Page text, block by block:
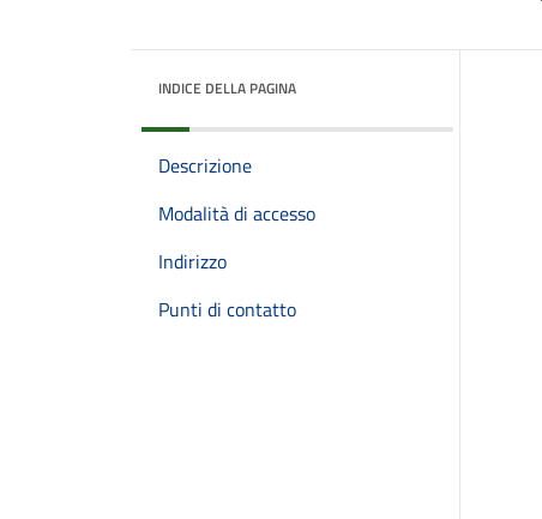
INDICE DELLA PAGINA
Descrizione
Modalità di accesso
Indirizzo
Punti di contatto